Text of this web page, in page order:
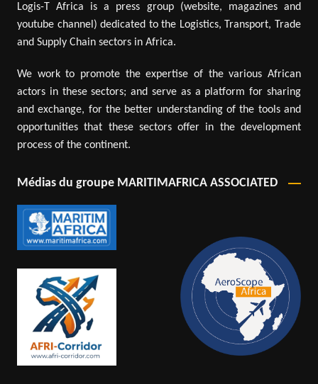
Logis-T Africa is a press group (website, magazines and
youtube channel) dedicated to the Logistics, Transport, Trade
and Supply Chain sectors in Africa.
We work to promote the expertise of the various African
actors in these sectors; and serve as a platform for sharing
and exchange, for the better understanding of the tools and
opportunities that these sectors offer in the development
process of the continent.
Médias du groupe MARITIMAFRICA ASSOCIATED